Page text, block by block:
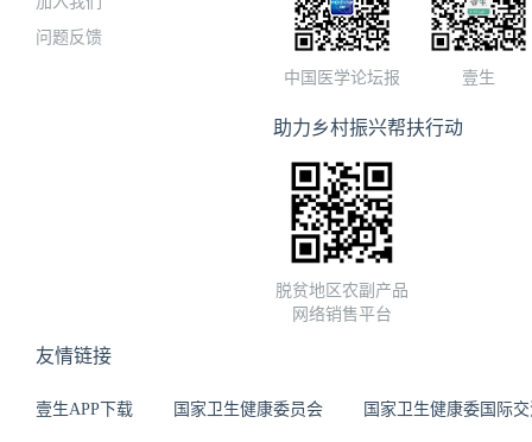
问题反馈
中国医学论坛报 壹生
助力乡村振兴帮扶行动
脱贫地区农副产品
网络销售平台
友情链接
壹生APP下载 国家卫生健康委员会 国家卫生健康委国际